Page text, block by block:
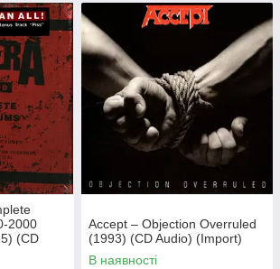
2000
(CD
Accept – Objection Overruled
(1993) (CD Audio) (Import)
В наявності